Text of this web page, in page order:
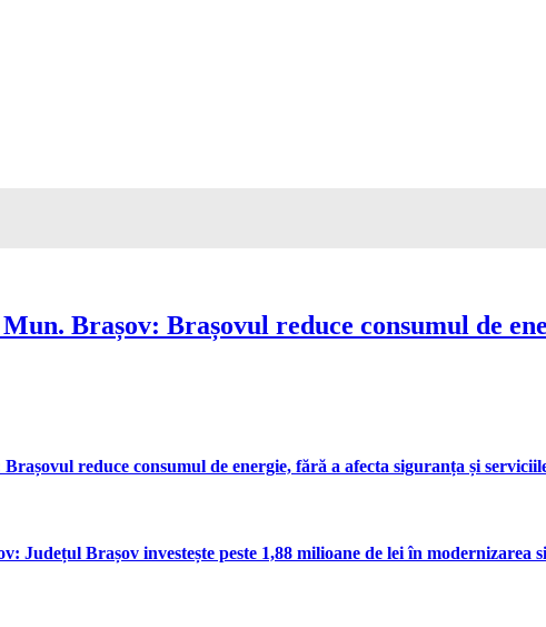
Brașov: Brașovul reduce consumul de
reduce consumul de energie, fără a afecta siguranța și
Județul Brașov investește peste 1,88 milioane de lei în